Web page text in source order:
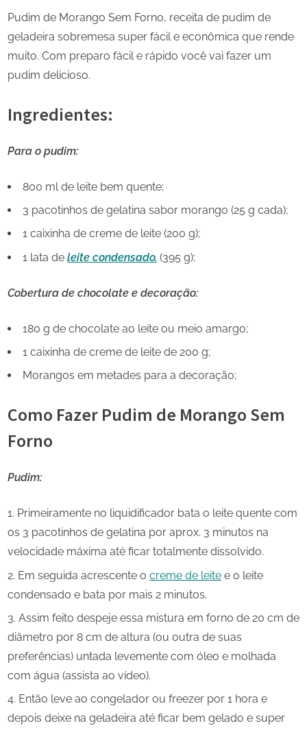
Pudim de Morango Sem Forno, receita de pudim de
geladeira sobremesa super fácil e econômica que rende
muito. Com preparo fácil e rápido você vai fazer um
pudim delicioso.
Ingredientes:
Para o pudim:
800 ml de leite bem quente;
3 pacotinhos de gelatina sabor morango (25 g cada);
1 caixinha de creme de leite (200 g);
1 lata de leite condensado. (395 g);
Cobertura de chocolate e decoração:
180 g de chocolate ao leite ou meio amargo;
1 caixinha de creme de leite de 200 g;
Morangos em metades para a decoração;
Como Fazer Pudim de Morango Sem
Forno
Pudim:
Primeiramente no liquidificador bata o leite quente com
os 3 pacotinhos de gelatina por aprox. 3 minutos na
velocidade máxima até ficar totalmente dissolvido.
Em seguida acrescente o creme de leite e o leite
condensado e bata por mais 2 minutos.
Assim feito despeje essa mistura em forno de 20 cm de
diâmetro por 8 cm de altura (ou outra de suas
preferências) untada levemente com óleo e molhada
com água (assista ao vídeo).
Então leve ao congelador ou freezer por 1 hora e
depois deixe na geladeira até ficar bem gelado e super